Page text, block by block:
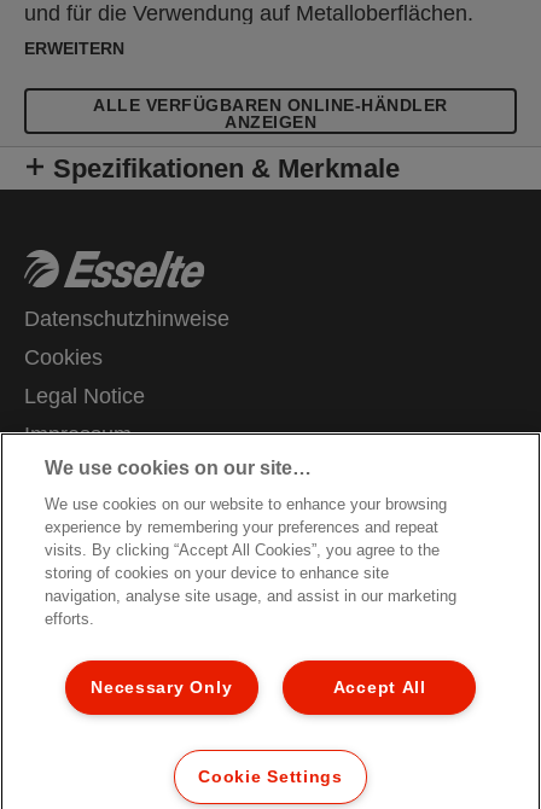
und für die Verwendung auf Metalloberflächen.
ERWEITERN
ALLE VERFÜGBAREN ONLINE-HÄNDLER
ANZEIGEN
Spezifikationen & Merkmale
Datenschutzhinweise
Cookies
Legal Notice
Impressum
Meine Daten verwalten
Kundenservice
Karriere
Hinweise zum Verpackungsrecycling
Garantiebedingungen
Konformitätserklärungen
Sitemap
© 2026 ACCO Brands. All Rights Reserved.
We use cookies on our site…
We use cookies on our website to enhance your browsing
experience by remembering your preferences and repeat
visits. By clicking “Accept All Cookies”, you agree to the
storing of cookies on your device to enhance site
navigation, analyse site usage, and assist in our marketing
efforts.
Accept All
Necessary Only
Cookie Settings